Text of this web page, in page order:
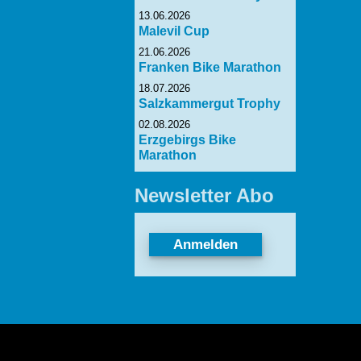
13.06.2026
Malevil Cup
21.06.2026
Franken Bike Marathon
18.07.2026
Salzkammergut Trophy
02.08.2026
Erzgebirgs Bike
Marathon
Newsletter Abo